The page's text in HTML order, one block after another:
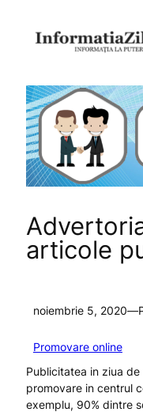
conținut
articole
noiembrie 5, 2020—
Promovare online
Publicitatea in ziua
promovare in centrul
exemplu, 90% dintre